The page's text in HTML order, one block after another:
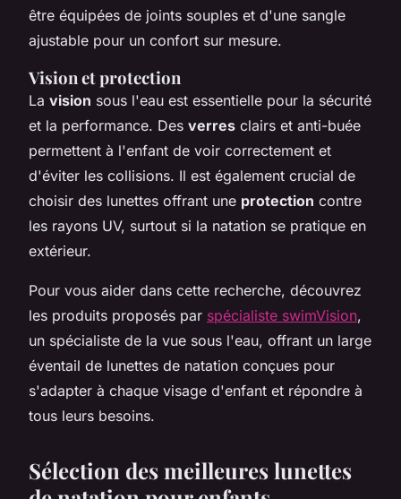
être équipées de joints souples et d'une sangle
ajustable pour un confort sur mesure.
Vision et protection
La vision sous l'eau est essentielle pour la sécurité
et la performance. Des verres clairs et anti-buée
permettent à l'enfant de voir correctement et
d'éviter les collisions. Il est également crucial de
choisir des lunettes offrant une protection contre
les rayons UV, surtout si la natation se pratique en
extérieur.
Pour vous aider dans cette recherche, découvrez
les produits proposés par spécialiste swimVision,
un spécialiste de la vue sous l'eau, offrant un large
éventail de lunettes de natation conçues pour
s'adapter à chaque visage d'enfant et répondre à
tous leurs besoins.
Sélection des meilleures lunettes